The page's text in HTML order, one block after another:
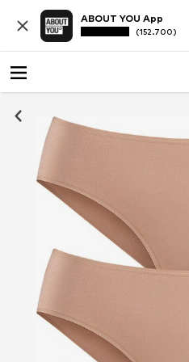
ABOUT YOU App
(152.700)